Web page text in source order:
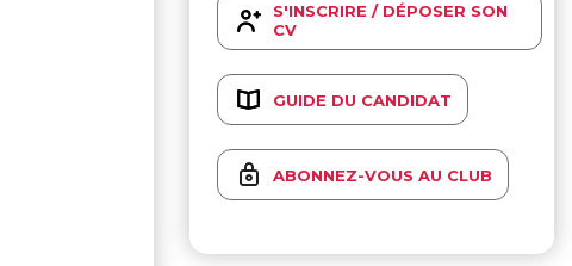
S'INSCRIRE / DÉPOSER SON
CV
GUIDE DU CANDIDAT
ABONNEZ-VOUS AU CLUB